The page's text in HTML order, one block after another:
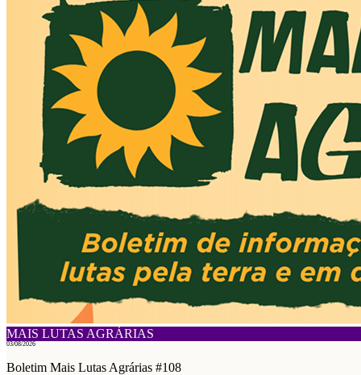
MAIS LUTAS AGRÁRIAS
03/08/2026
Boletim Mais Lutas Agrárias #108